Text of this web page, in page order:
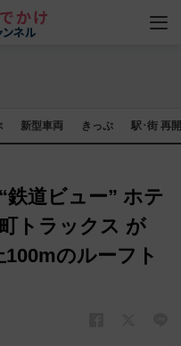
新型車両 きっぷ 駅･街 再
鉄道ビュー” ホテ
トラックス が
のルーフト